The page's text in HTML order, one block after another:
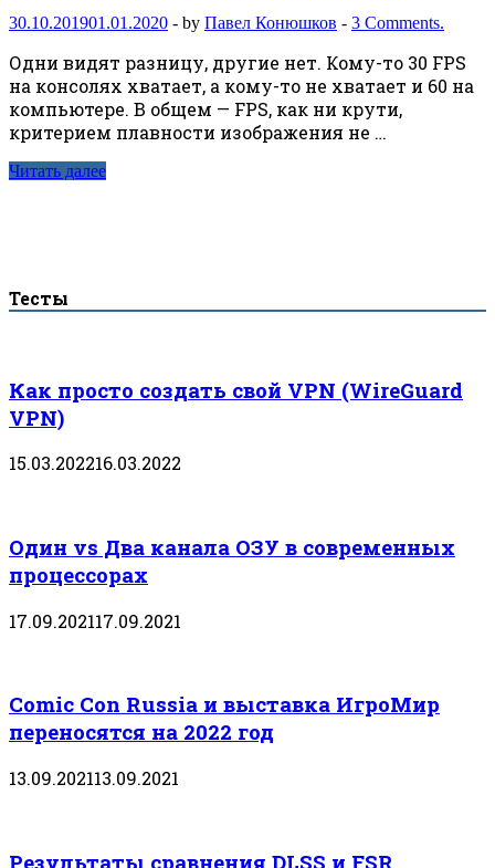
30.10.201901.01.2020 - by Павел Конюшков - 3 Comments.
Одни видят разницу, другие нет. Кому-то 30 FPS
на консолях хватает, а кому-то не хватает и 60 на
компьютере. В общем — FPS, как ни крути,
критерием плавности изображения не …
Читать далее
Тесты
Как просто создать свой VPN (WireGuard
VPN)
15.03.202216.03.2022
Один vs Два канала ОЗУ в современных
процессорах
17.09.202117.09.2021
Comic Con Russia и выставка ИгроМир
переносятся на 2022 год
13.09.202113.09.2021
Результаты сравнения DLSS и FSR